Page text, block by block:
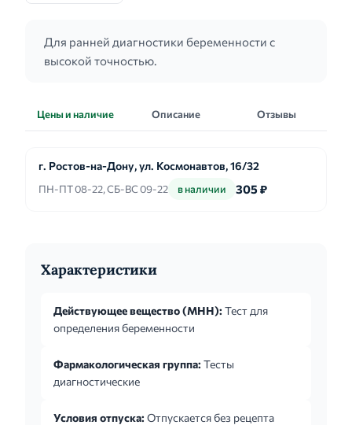
Для ранней диагностики беременности с
высокой точностью.
Цены и наличие Описание Отзывы
г. Ростов-на-Дону, ул. Космонавтов, 16/32
ПН-ПТ 08-22, СБ-ВС 09-22 в наличии 305 ₽
Характеристики
Действующее вещество (МНН): Тест для
определения беременности
Фармакологическая группа: Тесты
диагностические
Условия отпуска: Отпускается без рецепта